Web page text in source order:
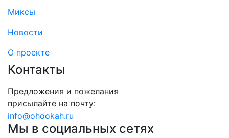
Миксы
Новости
О проекте
Контакты
Предложения и пожелания
присылайте на почту:
info@ohookah.ru
Мы в социальных сетях